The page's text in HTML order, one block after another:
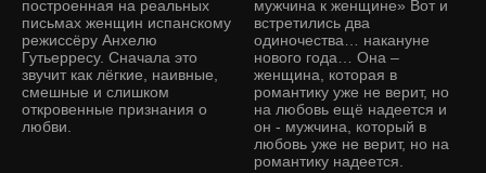
построенная на реальных
письмах женщин испанскому
режиссёру Анхелю
Гутьерресу. Сначала это
звучит как лёгкие, наивные,
смешные и слишком
откровенные признания о
любви.
мужчина к женщине» Вот и
встретились два
одиночества… накануне
нового года… Она –
женщина, которая в
романтику уже не верит, но
на любовь ещё надеется и
он - мужчина, который в
любовь уже не верит, но на
романтику надеется.